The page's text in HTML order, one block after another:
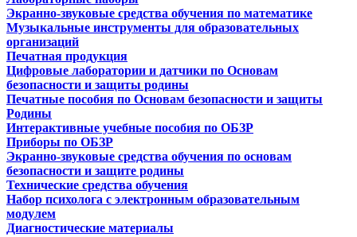
Экранно-звуковые средства обучения по математике
Музыкальные инструменты для образовательных
организаций
Печатная продукция
Цифровые лаборатории и датчики по Основам
безопасности и защиты родины
Печатные пособия по Основам безопасности и защиты
Родины
Интерактивные учебные пособия по ОБЗР
Приборы по ОБЗР
Экранно-звуковые средства обучения по основам
безопасности и защите родины
Технические средства обучения
Набор психолога с электронным образовательным
модулем
Диагностические материалы